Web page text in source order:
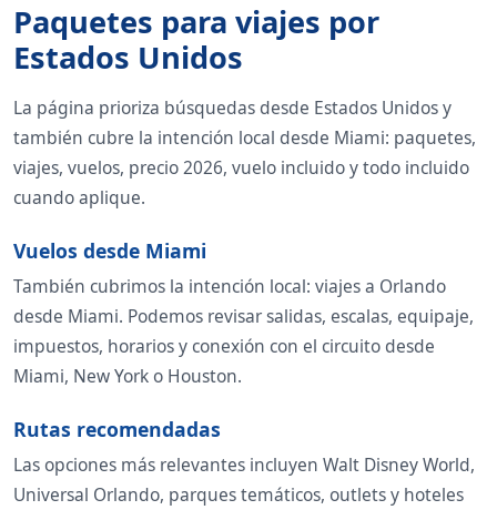
Paquetes para viajes por
Estados Unidos
La página prioriza búsquedas desde Estados Unidos y
también cubre la intención local desde Miami: paquetes,
viajes, vuelos, precio 2026, vuelo incluido y todo incluido
cuando aplique.
Vuelos desde Miami
También cubrimos la intención local: viajes a Orlando
desde Miami. Podemos revisar salidas, escalas, equipaje,
impuestos, horarios y conexión con el circuito desde
Miami, New York o Houston.
Rutas recomendadas
Las opciones más relevantes incluyen Walt Disney World,
Universal Orlando, parques temáticos, outlets y hoteles